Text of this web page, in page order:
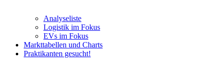
Analyseliste
Logistik im Fokus
EVs im Fokus
Markttabellen und Charts
Praktikanten gesucht!